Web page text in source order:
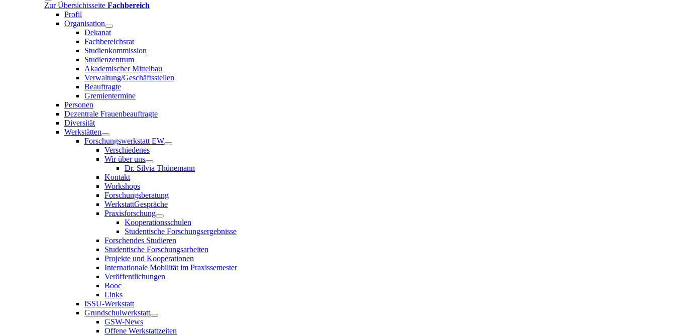
Zur Übersichtsseite Fachbereich
Profil
Organisation
Dekanat
Fachbereichsrat
Studienkommission
Studienzentrum
Akademischer Mittelbau
Verwaltung/Geschäftsstellen
Beauftragte
Gremientermine
Personen
Dezentrale Frauenbeauftragte
Diversität
Werkstätten
Forschungswerkstatt EW
Verschiedenes
Wir über uns
Dr. Silvia Thünemann
Kontakt
Workshops
Forschungsberatung
WerkstattGespräche
Praxisforschung
Kooperationsschulen
Studentische Forschungsergebnisse
Forschendes Studieren
Studentische Forschungsarbeiten
Projekte und Kooperationen
Internationale Mobilität im Praxissemester
Veröffentlichungen
Booc
Links
ISSU-Werkstatt
Grundschulwerkstatt
GSW-News
Offene Werkstattzeiten